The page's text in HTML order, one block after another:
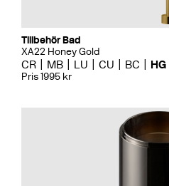
Tillbehör Bad
XA22 Honey Gold
CR MB LU CU BC HG
Pris 1995 kr